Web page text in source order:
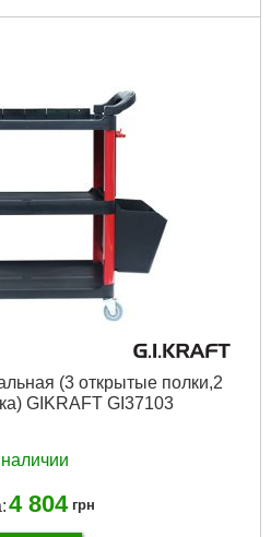
(3 открытые полки,2
GIKRAFT GI37103
4 804 грн